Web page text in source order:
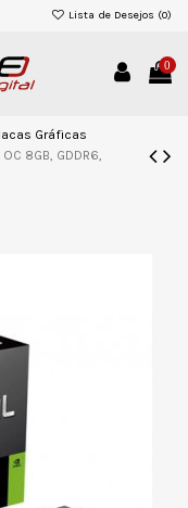
Lista de Desejos (0)
0
Gráficas
8GB, GDDR6,